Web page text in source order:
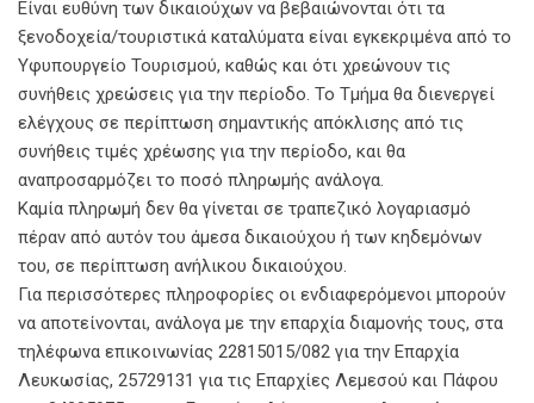
Είναι ευθύνη των δικαιούχων να βεβαιώνονται ότι τα
ξενοδοχεία/τουριστικά καταλύματα είναι εγκεκριμένα από το
Υφυπουργείο Τουρισμού, καθώς και ότι χρεώνουν τις
συνήθεις χρεώσεις για την περίοδο. Το Τμήμα θα διενεργεί
ελέγχους σε περίπτωση σημαντικής απόκλισης από τις
συνήθεις τιμές χρέωσης για την περίοδο, και θα
αναπροσαρμόζει το ποσό πληρωμής ανάλογα.
Καμία πληρωμή δεν θα γίνεται σε τραπεζικό λογαριασμό
πέραν από αυτόν του άμεσα δικαιούχου ή των κηδεμόνων
του, σε περίπτωση ανήλικου δικαιούχου.
Για περισσότερες πληροφορίες οι ενδιαφερόμενοι μπορούν
να αποτείνονται, ανάλογα με την επαρχία διαμονής τους, στα
τηλέφωνα επικοινωνίας 22815015/082 για την Επαρχία
Λευκωσίας, 25729131 για τις Επαρχίες Λεμεσού και Πάφου